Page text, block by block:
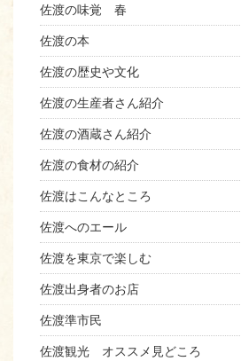
佐渡の味覚 春
佐渡の本
佐渡の歴史や文化
佐渡の生産者さん紹介
佐渡の酒蔵さん紹介
佐渡の食材の紹介
佐渡はこんなところ
佐渡へのエール
佐渡を東京で楽しむ
佐渡出身者のお店
佐渡準市民
佐渡観光 オススメ見どころ